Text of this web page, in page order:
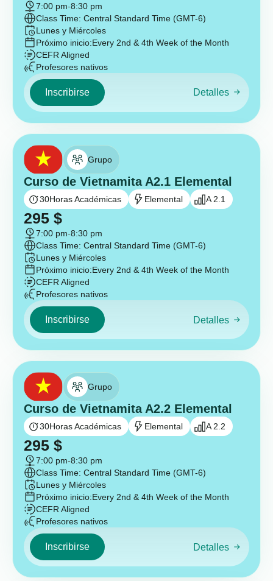
7:00 pm-8:30 pm
Class Time: Central Standard Time (GMT-6)
Lunes y Miércoles
Próximo inicio:Every 2nd & 4th Week of the Month
CEFR Aligned
Profesores nativos
Inscribirse Detalles
Grupo
Curso de Vietnamita A2.1 Elemental
30Horas Académicas Elemental A 2.1
295 $
7:00 pm-8:30 pm
Class Time: Central Standard Time (GMT-6)
Lunes y Miércoles
Próximo inicio:Every 2nd & 4th Week of the Month
CEFR Aligned
Profesores nativos
Inscribirse Detalles
Grupo
Curso de Vietnamita A2.2 Elemental
30Horas Académicas Elemental A 2.2
295 $
7:00 pm-8:30 pm
Class Time: Central Standard Time (GMT-6)
Lunes y Miércoles
Próximo inicio:Every 2nd & 4th Week of the Month
CEFR Aligned
Profesores nativos
Inscribirse Detalles